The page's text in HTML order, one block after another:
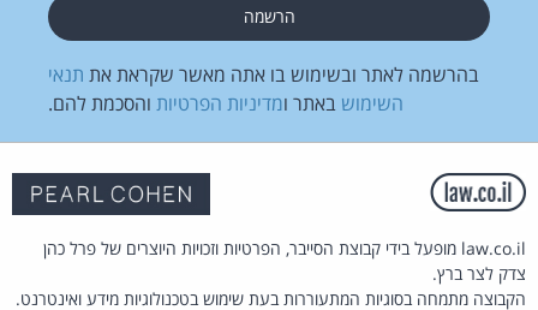
בהרשמה לאתר ובשימוש בו אתה מאשר שקראת את תנאי
השימוש באתר ומדיניות הפרטיות והסכמת להם.
law.co.il מופעל בידי קבוצת הסייבר, הפרטיות וזכויות היוצרים של פרל כהן
צדק לצר ברץ.
הקבוצה מתמחה בסוגיות המתעוררות בעת שימוש בטכנולוגיות מידע ואינטרנט.